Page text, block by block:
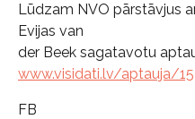
Lūdzam NVO pārstāvjus
Evijas van
der Beek sagatavotu
www.visidati.lv/aptauja/
FB